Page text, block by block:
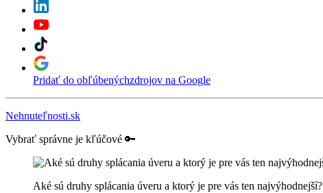
Pridať do obľúbenýchzdrojov na Google
Nehnuteľnosti.sk
Vybrať správne je kľúčové 🔑
Aké sú druhy splácania úveru a ktorý je pre vás ten najvýhodnejší?